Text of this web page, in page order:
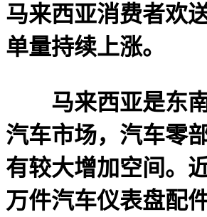
马来西亚消费者欢
单量持续上涨。
马来西亚是东南
汽车市场，汽车零
有较大增加空间。
万件汽车仪表盘配